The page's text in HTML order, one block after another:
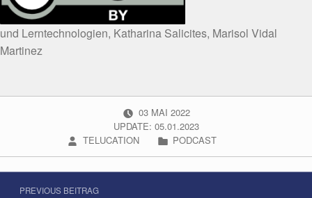
und Lerntechnologien, Katharina Salicites, Marisol Vidal
Martinez
POSTED ON:
03 MAI 2022
UPDATE: 05.01.2023
WRITTEN BY:
TELUCATION CATEGORIZED IN:
PODCAST
Skip back to navigation
Beitragsnavigation
PREVIOUS BEITRAG